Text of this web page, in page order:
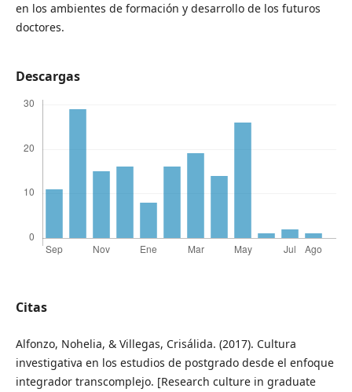
en los ambientes de formación y desarrollo de los futuros
doctores.
Descargas
Citas
Alfonzo, Nohelia, & Villegas, Crisálida. (2017). Cultura
investigativa en los estudios de postgrado desde el enfoque
integrador transcomplejo. [Research culture in graduate